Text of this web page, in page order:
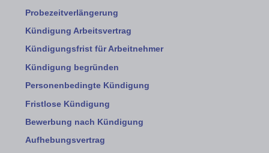
Probezeitverlängerung
Kündigung Arbeitsvertrag
Kündigungsfrist für Arbeitnehmer
Kündigung begründen
Personenbedingte Kündigung
Fristlose Kündigung
Bewerbung nach Kündigung
Aufhebungsvertrag